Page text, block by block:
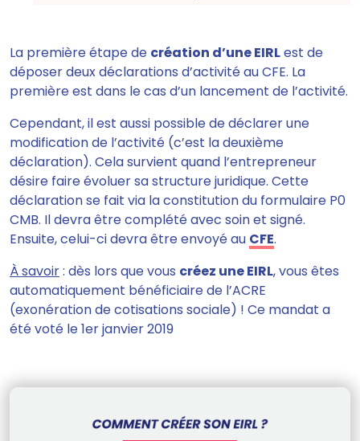
La première étape de création d’une EIRLest de
déposer deux déclarations d’activité au CFE. La
première est dans le cas d’un lancement de l’activité.
Cependant, il est aussi possible de déclarer une
modification de l’activité (c’est la deuxième
déclaration). Cela survient quand l’entrepreneur
désire faire évoluer sa structure juridique. Cette
déclaration se fait via la constitution du formulaire P0
CMB. Il devra être complété avec soin et signé.
Ensuite, celui-ci devra être envoyé au CFE.
À savoir: dès lors que vous créez une EIRL, vous êtes
automatiquement bénéficiaire de l’ACRE
(exonération de cotisations sociale) ! Ce mandat a
été voté le 1er janvier 2019